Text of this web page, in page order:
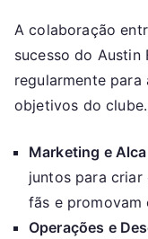
A colaboração
sucesso do Austin
regularmente
objetivos do clube.
Marketing e
juntos para criar
fãs e promovam
Operações e